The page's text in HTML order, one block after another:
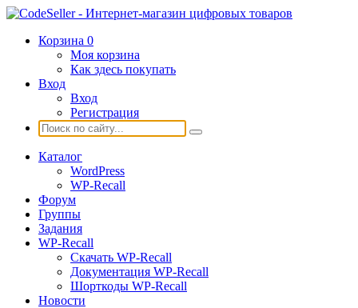
Корзина 0
Моя корзина
Как здесь покупать
Вход
Вход
Регистрация
Каталог
WordPress
WP-Recall
Форум
Группы
Задания
WP-Recall
Скачать WP-Recall
Документация WP-Recall
Шорткоды WP-Recall
Новости